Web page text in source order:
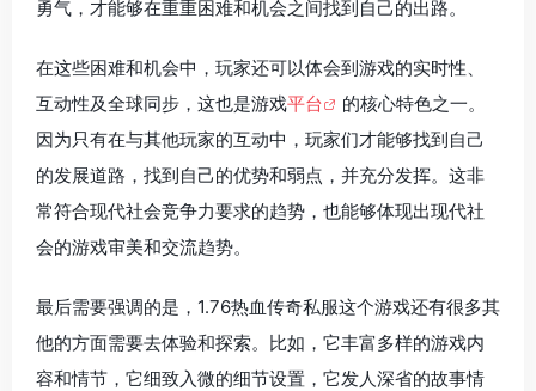
勇气，才能够在重重困难和机会之间找到自己的出路。
在这些困难和机会中，玩家还可以体会到游戏的实时性、
互动性及全球同步，这也是游戏平台
的核心特色之一。
因为只有在与其他玩家的互动中，玩家们才能够找到自己
的发展道路，找到自己的优势和弱点，并充分发挥。这非
常符合现代社会竞争力要求的趋势，也能够体现出现代社
会的游戏审美和交流趋势。
最后需要强调的是，1.76热血传奇私服这个游戏还有很多其
他的方面需要去体验和探索。比如，它丰富多样的游戏内
容和情节，它细致入微的细节设置，它发人深省的故事情